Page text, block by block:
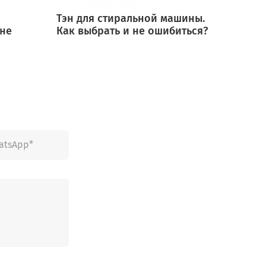
Тэн для стиральной машины.
Как выбрать и не ошибиться?